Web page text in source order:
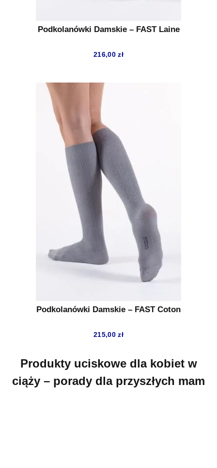
Podkolanówki Damskie – FAST Laine
216,00zł
Podkolanówki Damskie – FAST Coton
215,00zł
Produkty uciskowe dla kobiet w
ciąży – porady dla przyszłych mam